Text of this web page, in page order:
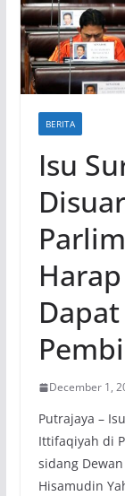
BERITA
Isu
December 1,
Putrajaya –
Ittifaqiyah di
sidang
Hisamudin